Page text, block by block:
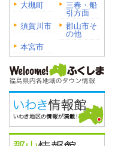
大槻町
三春・船
引方面
須賀川市
郡山市そ
の他
本宮市